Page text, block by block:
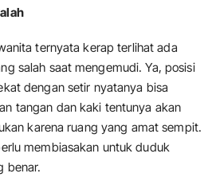
ternyata kerap terlihat ada
salah saat mengemudi. Ya, posisi
dengan setir nyatanya bisa
tangan dan kaki tentunya akan
karena ruang yang amat sempit.
membiasakan untuk duduk
benar.